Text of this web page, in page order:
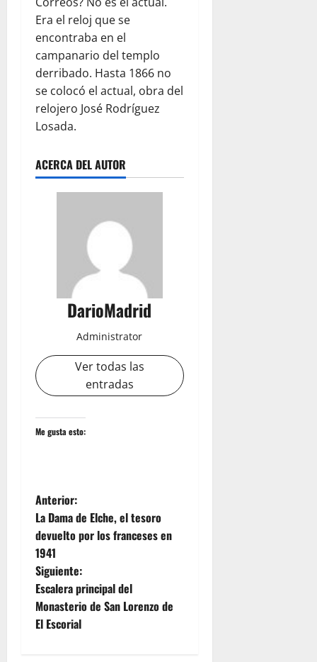
Era el reloj que se
encontraba en el
campanario del templo
derribado. Hasta 1866 no
se colocó el actual, obra del
relojero José Rodríguez
Losada.
ACERCA DEL AUTOR
DarioMadrid
Administrator
Ver todas las
entradas
Me gusta esto:
N
a
v
e
g
Anterior:
La Dama de Elche, el tesoro
devuelto por los franceses en
1941
Siguiente:
Escalera principal del
Monasterio de San Lorenzo de
El Escorial